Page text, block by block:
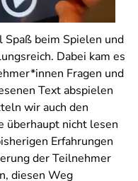
beim Spielen und
Dabei kam es
Fragen und
Text abspielen
wir auch den
überhaupt nicht lesen
Erfahrungen
der Teilnehmer
diesen Weg